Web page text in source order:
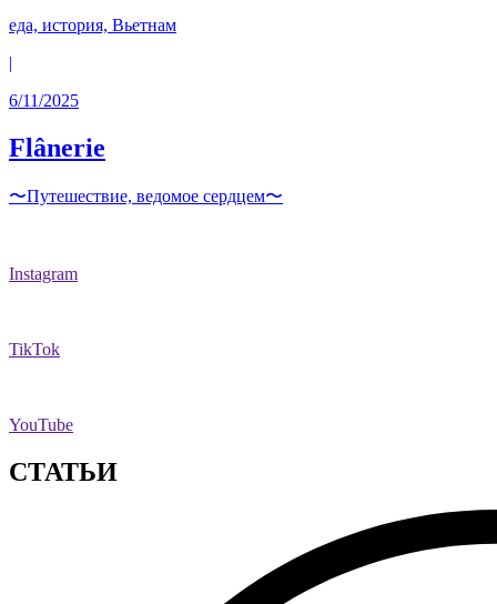
еда, история, Вьетнам
|
6/11/2025
Flânerie
〜Путешествие, ведомое сердцем〜
Instagram
TikTok
YouTube
СТАТЬИ